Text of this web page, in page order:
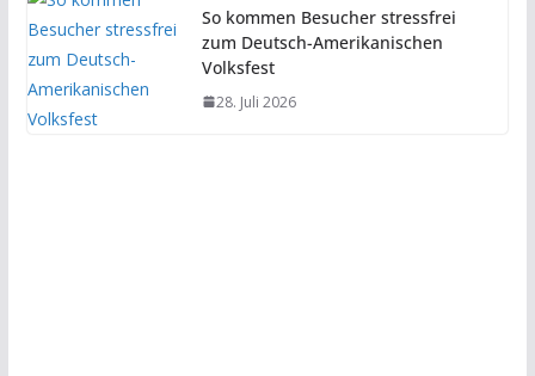
So kommen Besucher stressfrei
zum Deutsch-Amerikanischen
Volksfest
28. Juli 2026